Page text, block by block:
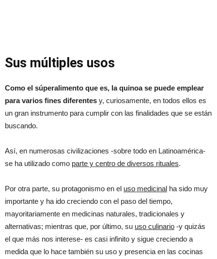
Sus múltiples usos
Como el súperalimento que es, la quinoa se puede emplear
para varios fines diferentes y, curiosamente, en todos ellos es
un gran instrumento para cumplir con las finalidades que se están
buscando.
Así, en numerosas civilizaciones -sobre todo en Latinoamérica-
se ha utilizado como parte y centro de diversos rituales.
Por otra parte, su protagonismo en el uso medicinal ha sido muy
importante y ha ido creciendo con el paso del tiempo,
mayoritariamente en medicinas naturales, tradicionales y
alternativas; mientras que, por último, su uso culinario -y quizás
el que más nos interese- es casi infinito y sigue creciendo a
medida que lo hace también su uso y presencia en las cocinas